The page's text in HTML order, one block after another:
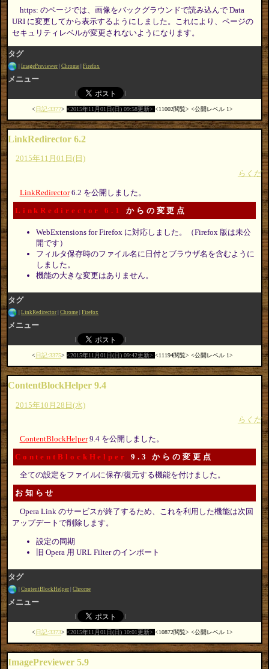
https: のページでは、画像をバックグラウンドで読み込んで Data
URI に変更してから表示するようにしました。これにより、ページの
セキュリティレベルが変更されないようになります。
タグ
ImagePreviewer Chrome Firefox
メニュー
日記:3377 2015年11月01日(日) 09:58更新 11002閲覧 公開レベル 1
LinkRedirector 6.2
2015年11月01日(日)
らくだ
LinkRedirector6.2 を公開しました。
LinkRedirector 6.1 からの変更点
WebExtensions for Firefox に対応しました。（Firefox 版は未公
開です）
フィルタ保存時のファイル名に日付とブラウザ名を含むように
しました。
機能の大きな変更はありません。
タグ
LinkRedirector Chrome Firefox
メニュー
日記:3375 2015年11月01日(日) 09:42更新 11194閲覧 公開レベル 1
ContentBlockHelper 9.4
2015年10月28日(水)
らくだ
ContentBlockHelper9.4 を公開しました。
ContentBlockHelper 9.3 からの変更点
全ての設定をファイルに保存/復元する機能を付けました。
お知らせ
Opera Link のサービスが終了するため、これを利用した機能は次回
アップデートで削除します。
設定の同期
旧 Opera 用 URL Filter のインポート
タグ
ContentBlockHelper Chrome
メニュー
日記:3373 2015年11月01日(日) 10:01更新 10872閲覧 公開レベル 1
ImagePreviewer 5.9